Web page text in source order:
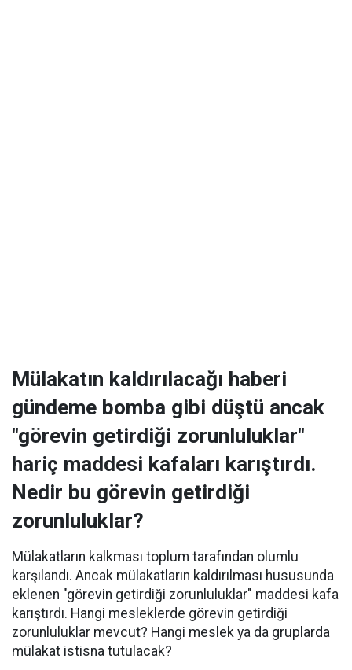
Mülakatın kaldırılacağı haberi
gündeme bomba gibi düştü ancak
"görevin getirdiği zorunluluklar"
hariç maddesi kafaları karıştırdı.
Nedir bu görevin getirdiği
zorunluluklar?
Mülakatların kalkması toplum tarafından olumlu
karşılandı. Ancak mülakatların kaldırılması hususunda
eklenen "görevin getirdiği zorunluluklar" maddesi kafa
karıştırdı. Hangi mesleklerde görevin getirdiği
zorunluluklar mevcut? Hangi meslek ya da gruplarda
mülakat istisna tutulacak?